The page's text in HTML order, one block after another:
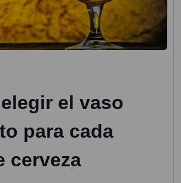
el vaso
para cada
cerveza